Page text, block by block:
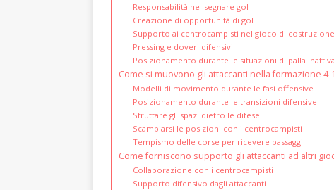
Responsabilità nel segnare gol
Creazione di opportunità di gol
Supporto ai centrocampisti nel gioco di costruzione
Pressing e doveri difensivi
Posizionamento durante le situazioni di palla inattiva
Come si muovono gli attaccanti nella formazione 4-
Modelli di movimento durante le fasi offensive
Posizionamento durante le transizioni difensive
Sfruttare gli spazi dietro le difese
Scambiarsi le posizioni con i centrocampisti
Tempismo delle corse per ricevere passaggi
Come forniscono supporto gli attaccanti ad altri
Collaborazione con i centrocampisti
Supporto difensivo dagli attaccanti